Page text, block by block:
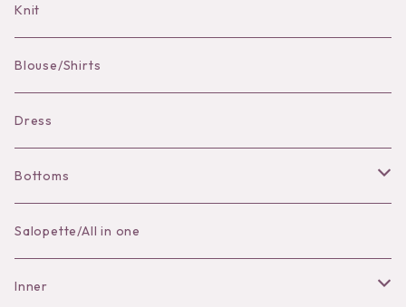
Knit
Blouse/Shirts
Dress
Bottoms
Skirt
Pants
Salopette/All in one
Inner